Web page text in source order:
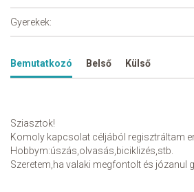
Gyerekek:
Bemutatkozó Belső Külső
Sziasztok!
Komoly kapcsolat céljából regisztráltam
Hobbym:úszás,olvasás,biciklizés,stb.
Szeretem,ha valaki megfontolt és józanul